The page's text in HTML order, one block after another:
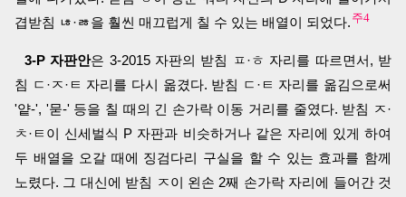
겹받침 ㄶ·ㅀ을 훨씬 매끄럽게 칠 수 있는 배열이 되었다. 주4
3-P 자판안은 3-2015 자판의 받침 ㅍ·ㅎ 자리를 따르면서, 받
침 ㄷ·ㅈ·ㅌ 자리를 다시 옮겼다. 받침 ㄷ·ㅌ 자리를 옮김으로써
'얕-', '묻-' 등을 칠 때의 긴 손가락 이동 거리를 줄였다. 받침 ㅈ·
ㅊ·ㅌ이 신세벌식 P 자판과 비슷하거나 같은 자리에 있게 하여
두 배열을 오갈 때에 징검다리 구실을 할 수 있는 효과를 함께
노렸다. 그 대신에 받침 ㅈ이 왼손 2째 손가락 자리에 들어간 것